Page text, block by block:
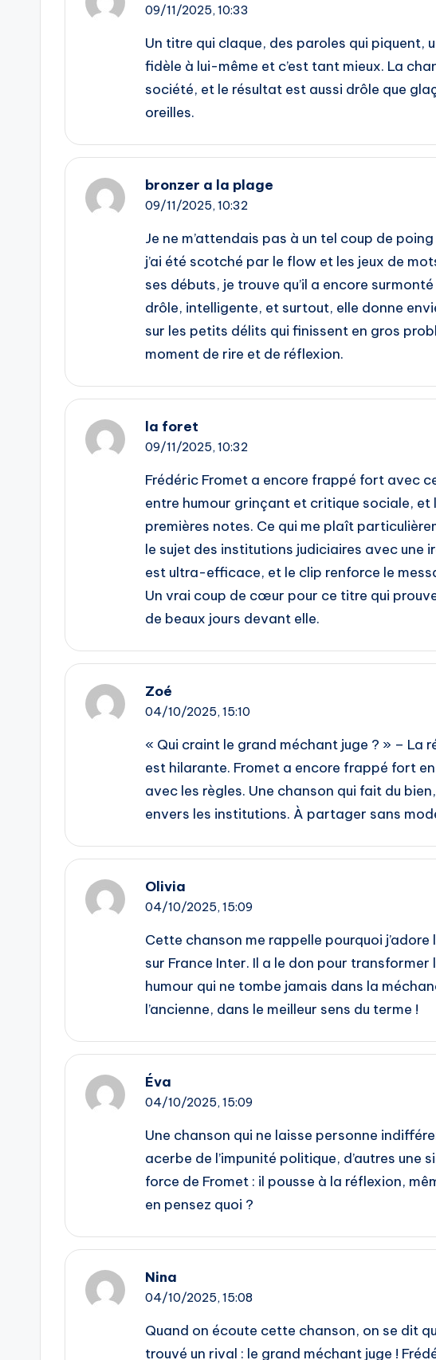
09/11/2025, 10:33
Un titre qui claque, des paroles qui piquent,
fidèle à lui-même et c’est tant mieux. La
société, et le résultat est aussi drôle que
oreilles.
bronzer a la plage
09/11/2025, 10:32
Je ne m’attendais pas à un tel coup de
j’ai été scotché par le flow et les jeux de
ses débuts, je trouve qu’il a encore
drôle, intelligente, et surtout, elle donne
sur les petits délits qui finissent en gros
moment de rire et de réflexion.
la foret
09/11/2025, 10:32
Frédéric Fromet a encore frappé fort avec
entre humour grinçant et critique sociale, et
premières notes. Ce qui me plaît
le sujet des institutions judiciaires avec une
est ultra-efficace, et le clip renforce le
Un vrai coup de cœur pour ce titre qui
de beaux jours devant elle.
Zoé
04/10/2025, 15:10
« Qui craint le grand méchant juge ? » – La
est hilarante. Fromet a encore frappé fort
avec les règles. Une chanson qui fait du
envers les institutions. À partager sans
Olivia
04/10/2025, 15:09
Cette chanson me rappelle pourquoi
sur France Inter. Il a le don pour transformer
humour qui ne tombe jamais dans la
l’ancienne, dans le meilleur sens du terme !
Éva
04/10/2025, 15:09
Une chanson qui ne laisse personne
acerbe de l’impunité politique, d’autres une
force de Fromet : il pousse à la réflexion,
en pensez quoi ?
Nina
04/10/2025, 15:08
Quand on écoute cette chanson, on se dit
trouvé un rival : le grand méchant juge !